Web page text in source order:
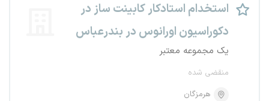
استخدام استادکار کابینت ساز در
دکوراسیون اورانوس در بندرعباس
یک مجموعه معتبر
منقضی شده
هرمزگان